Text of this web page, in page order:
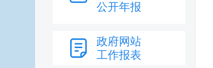
公开年报
政府网站
工作报表